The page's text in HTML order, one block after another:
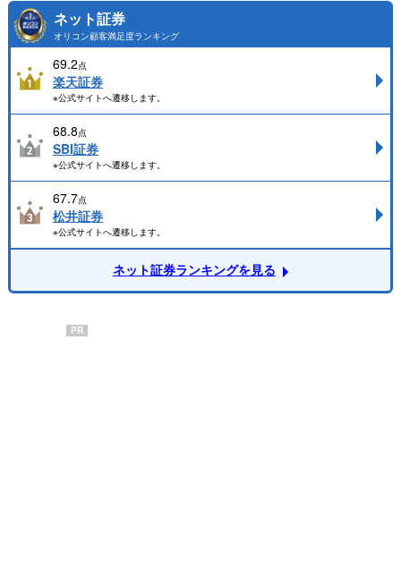
ネット証券
オリコン顧客満足度ランキング
69.2点
楽天証券
※公式サイトへ遷移します。
68.8点
SBI証券
※公式サイトへ遷移します。
67.7点
松井証券
※公式サイトへ遷移します。
ネット証券ランキングを見る
PR